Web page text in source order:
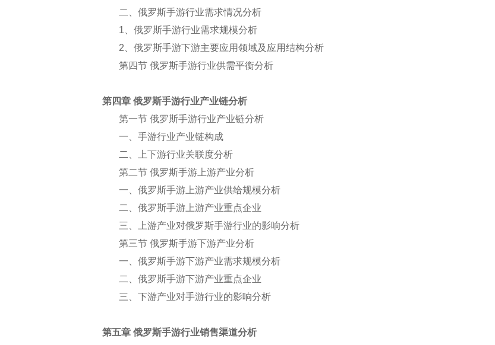
二、俄罗斯手游行业需求情况分析
1 、俄罗斯手游行业需求规模分析
2 、俄罗斯手游下游主要应用领域及应用结构分析
第四节 俄罗斯手游行业供需平衡分析
第四章 俄罗斯手游行业产业链分析
第一节 俄罗斯手游行业产业链分析
一、手游行业产业链构成
二、上下游行业关联度分析
第二节 俄罗斯手游上游产业分析
一、俄罗斯手游上游产业供给规模分析
二、俄罗斯手游上游产业重点企业
三、上游产业对俄罗斯手游行业的影响分析
第三节 俄罗斯手游下游产业分析
一、俄罗斯手游下游产业需求规模分析
二、俄罗斯手游下游产业重点企业
三、下游产业对手游行业的影响分析
第五章 俄罗斯手游行业销售渠道分析